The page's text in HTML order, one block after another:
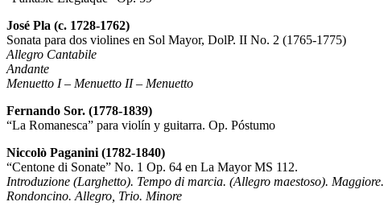
José Pla (c. 1728-1762)
Sonata para dos violines en Sol Mayor, DolP. II No. 2 (1765-1775)
Allegro Cantabile
Andante
Menuetto I – Menuetto II – Menuetto
Fernando Sor. (1778-1839)
“La Romanesca” para violín y guitarra. Op. Póstumo
Niccolò Paganini (1782-1840)
“Centone di Sonate” No. 1 Op. 64 en La Mayor MS 112.
Introduzione (Larghetto). Tempo di marcia. (Allegro maestoso). Maggiore.
Rondoncino. Allegro, Trio. Minore